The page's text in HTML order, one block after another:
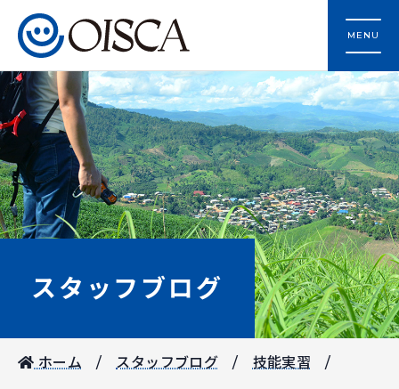
MENU
スタッフブログ
ホーム スタッフブログ 技能実習